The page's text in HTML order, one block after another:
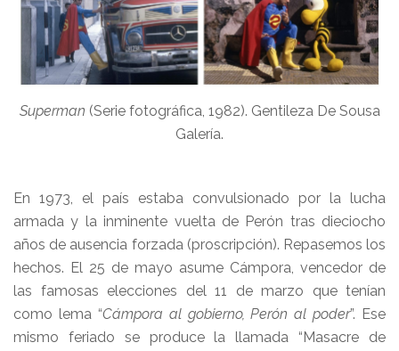
Superman (Serie fotográfica, 1982). Gentileza De Sousa
Galería.
En 1973, el país estaba convulsionado por la lucha
armada y la inminente vuelta de Perón tras dieciocho
años de ausencia forzada (proscripción). Repasemos los
hechos. El 25 de mayo asume Cámpora, vencedor de
las famosas elecciones del 11 de marzo que tenían
como lema “Cámpora al gobierno, Perón al poder”. Ese
mismo feriado se produce la llamada “Masacre de